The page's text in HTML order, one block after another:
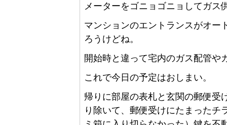
メーターをゴニョゴニョしてガス
マンションのエントランスがオー
ろうけどね。
開始時と違って宅内のガス配管や
これで今日の予定はおしまい。
帰りに部屋の表札と玄関の郵便受
り除いて、郵便受けにたまったチ